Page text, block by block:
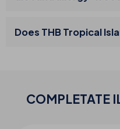
Does THB Tropical
COMPLETATE